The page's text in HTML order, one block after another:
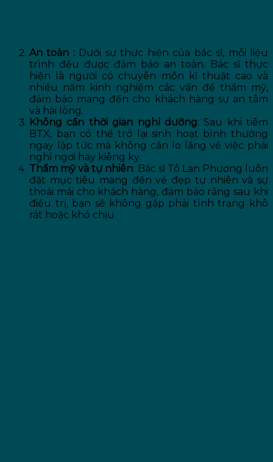
An toàn : Dưới sự thực hiện của bác sĩ, mỗi liệu
trình đều được đảm bảo an toàn. Bác sĩ thực
hiện là người có chuyên môn kĩ thuật cao và
nhiều năm kinh nghiệm các vấn đề thẩm mỹ,
đảm bảo mang đến cho khách hàng sự an tâm
và hài lòng.
Không cần thời gian nghỉ dưỡng: Sau khi tiêm
BTX, bạn có thể trở lại sinh hoạt bình thường
ngay lập tức mà không cần lo lắng về việc phải
nghỉ ngơi hay kiêng kỵ.
Thẩm mỹ và tự nhiên: Bác sĩ Tô Lan Phương luôn
đặt mục tiêu mang đến vẻ đẹp tự nhiên và sự
thoải mái cho khách hàng, đảm bảo rằng sau khi
điều trị, bạn sẽ không gặp phải tình trạng khô
rát hoặc khó chịu.